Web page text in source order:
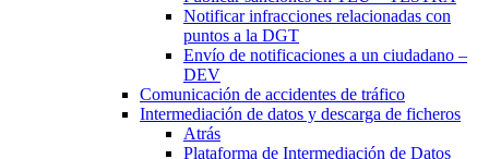
Notificar infracciones relacionadas con
puntos a la DGT
Envío de notificaciones a un ciudadano –
DEV
Comunicación de accidentes de tráfico
Intermediación de datos y descarga de ficheros
Atrás
Plataforma de Intermediación de Datos